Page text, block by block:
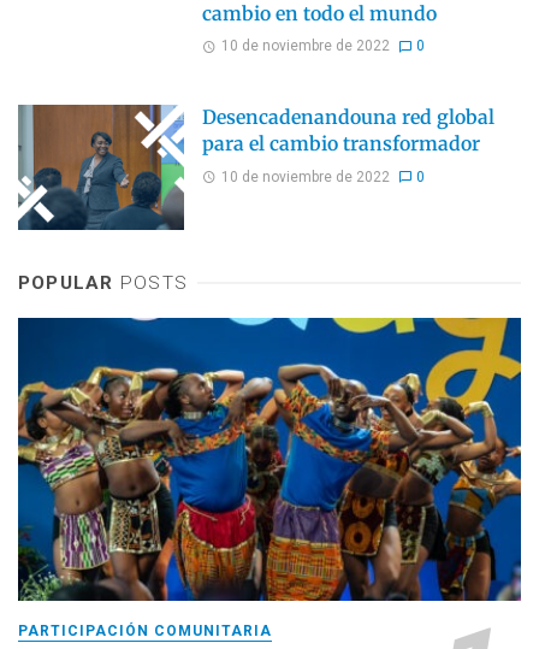
cambio en todo el mundo
10 de noviembre de 2022 0
Desencadenandouna red global
para el cambio transformador
10 de noviembre de 2022 0
POPULAR POSTS
PARTICIPACIÓN COMUNITARIA